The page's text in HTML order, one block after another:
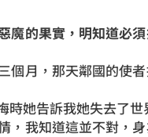
魔的果實，明知道必
個月，那天鄰國的使
她告訴我她失去了世
，我知道這並不對，